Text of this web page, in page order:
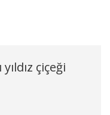
çiçeği